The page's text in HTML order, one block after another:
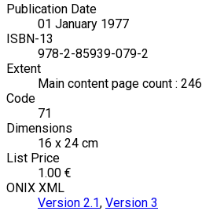
Publication Date
01 January 1977
ISBN-13
978-2-85939-079-2
Extent
Main content page count : 246
Code
71
Dimensions
16 x 24 cm
List Price
1.00 €
ONIX XML
Version 2.1, Version 3